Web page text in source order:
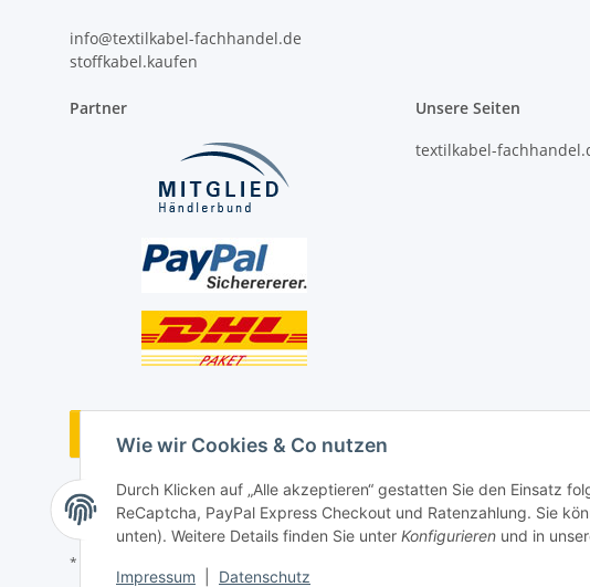
Wie wir Cookies & Co nutzen
Durch Klicken auf „Alle akzeptieren“ gestatten Sie den Einsatz
ReCaptcha, PayPal Express Checkout und Ratenzahlung. Sie
unten). Weitere Details finden Sie unter Konfigurieren und in
Impressum Datenschutz
info@textilkabel-fachhandel.de
stoffkabel.kaufen
Partner Unsere Seiten
textilkabel-
Vertrag widerrufen
* Alle Preise inkl. gesetzlicher USt., ** siehe Lieferbedingungen, zzgl.